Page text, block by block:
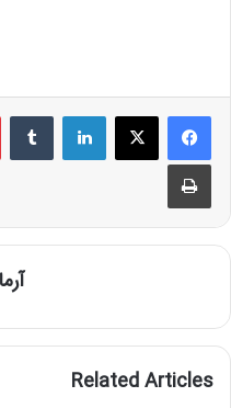
LinkedIn
Print
Related Articles